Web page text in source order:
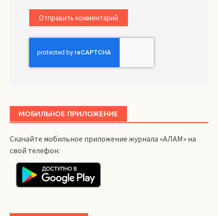
МОБИЛЬНОЕ ПРИЛОЖЕНИЕ
Скачайте мобильное приложение журнала «АЛАМ» на
свой телефон: